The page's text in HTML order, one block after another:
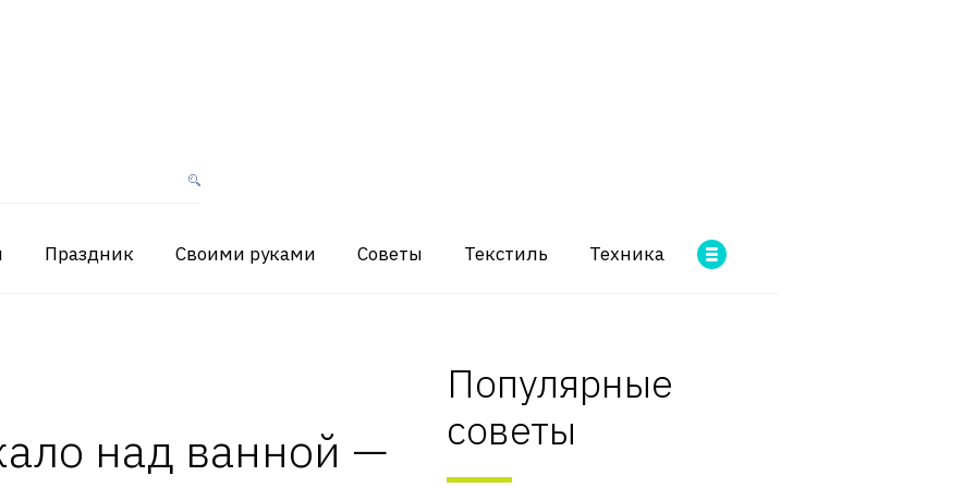
Праздник Своими руками Советы Текстиль Техника
над ванной —
Популярные
советы